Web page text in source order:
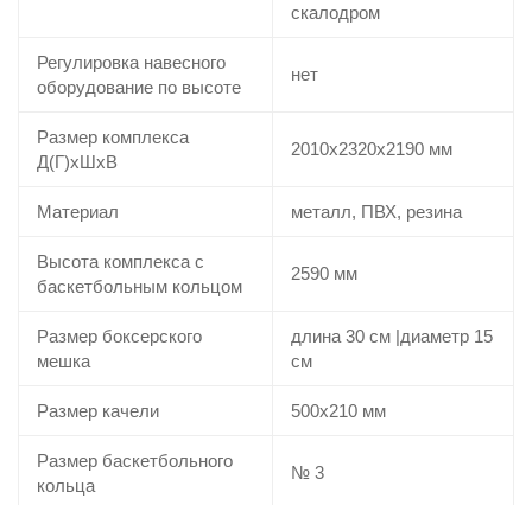
скалодром
Регулировка навесного
оборудование по высоте
нет
Размер комплекса
Д(Г)хШхВ
2010х2320х2190 мм
Материал металл, ПВХ, резина
Высота комплекса с
баскетбольным кольцом
2590 мм
Размер боксерского
мешка
длина 30 см |диаметр 15
см
Размер качели 500х210 мм
Размер баскетбольного
кольца
№ 3